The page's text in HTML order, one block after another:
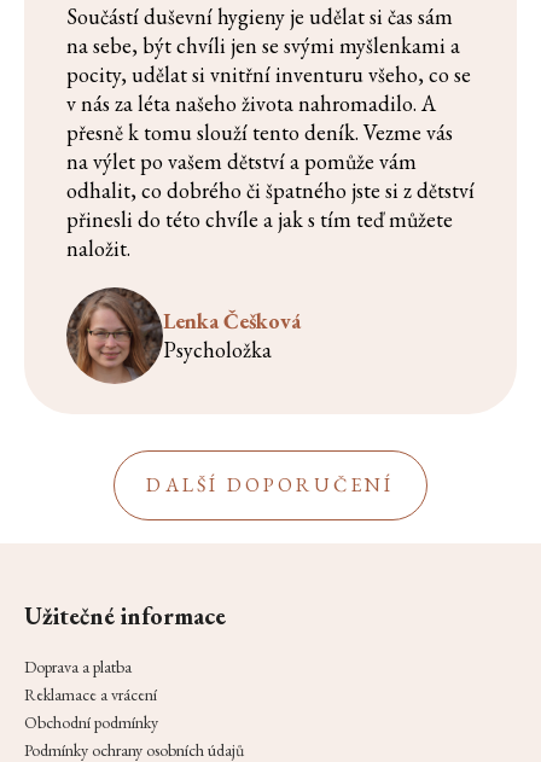
Součástí duševní hygieny je udělat si čas sám
na sebe, být chvíli jen se svými myšlenkami a
pocity, udělat si vnitřní inventuru všeho, co se
v nás za léta našeho života nahromadilo. A
přesně k tomu slouží tento deník. Vezme vás
na výlet po vašem dětství a pomůže vám
odhalit, co dobrého či špatného jste si z dětství
přinesli do této chvíle a jak s tím teď můžete
naložit.
Lenka Češková
Psycholožka
DALŠÍ DOPORUČENÍ
Užitečné informace
Doprava a platba
Reklamace a vrácení
Obchodní podmínky
Podmínky ochrany osobních údajů